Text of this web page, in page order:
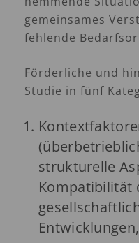
gemeinsames
fehlende
Förderliche und
Studie in fünf
strukturelle
Kompatibilität